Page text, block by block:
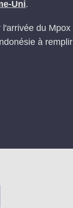
Uni.
du Mpox
à remplir